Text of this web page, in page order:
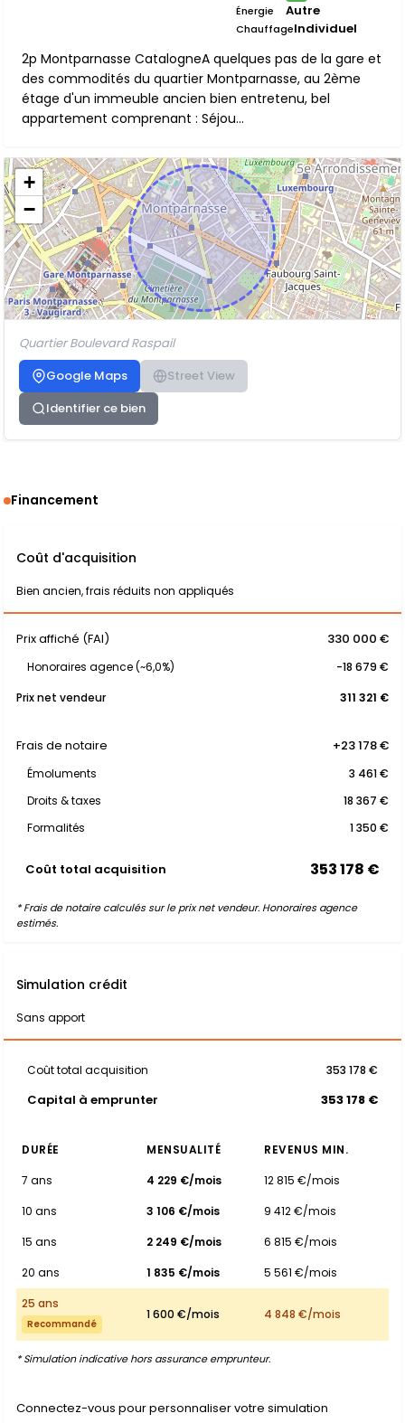
Énergie Autre
ChauffageIndividuel
2p Montparnasse CatalogneA quelques pas de la gare et
des commodités du quartier Montparnasse, au 2ème
étage d'un immeuble ancien bien entretenu, bel
appartement comprenant : Séjou...
+
−
Quartier Boulevard Raspail
Google Maps
Street View
Identifier ce bien
Financement
Coût d'acquisition
Bien ancien, frais réduits non appliqués
Prix affiché (FAI) 330 000 €
Honoraires agence (~6,0%)
-18 679 €
Prix net vendeur
311 321 €
Frais de notaire +23 178 €
Émoluments
3 461 €
Droits & taxes
18 367 €
Formalités
1 350 €
Coût total acquisition 353 178 €
* Frais de notaire calculés sur le prix net vendeur. Honoraires agence
estimés.
Simulation crédit
Sans apport
Coût total acquisition 353 178 €
Capital à emprunter 353 178 €
DURÉE MENSUALITÉ
REVENUS MIN.
7 ans
4 229 €/mois
12 815 €/mois
10 ans
3 106 €/mois
9 412 €/mois
15 ans
2 249 €/mois
6 815 €/mois
20 ans
1 835 €/mois
5 561 €/mois
25 ans
Recommandé
1 600 €/mois 4 848 €/mois
* Simulation indicative hors assurance emprunteur.
Connectez-vous pour personnaliser votre simulation